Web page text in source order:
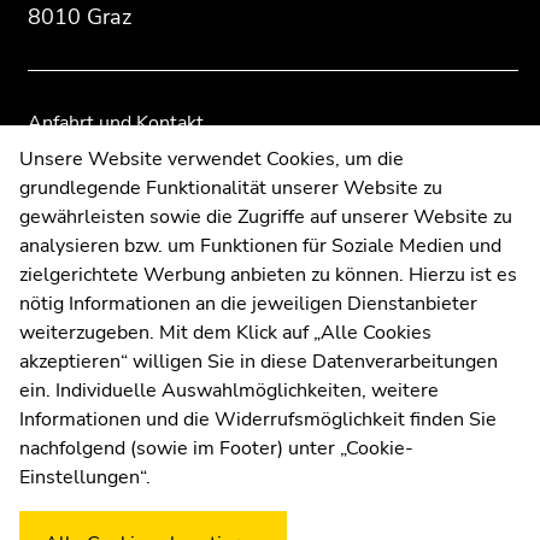
8010 Graz
Anfahrt und Kontakt
Kommunikation und Öffentlichkeitsarbeit
Moodle
UNIGRAZonline
Impressum
Datenschutzerklärung
Cookie-Einstellungen
Barrierefreiheitserklärung
WetterstationUni Graz
Unsere Website verwendet Cookies, um die
grundlegende Funktionalität unserer Website zu
gewährleisten sowie die Zugriffe auf unserer Website zu
analysieren bzw. um Funktionen für Soziale Medien und
zielgerichtete Werbung anbieten zu können. Hierzu ist es
nötig Informationen an die jeweiligen Dienstanbieter
weiterzugeben. Mit dem Klick auf „Alle Cookies
akzeptieren“ willigen Sie in diese Datenverarbeitungen
ein. Individuelle Auswahlmöglichkeiten, weitere
Informationen und die Widerrufsmöglichkeit finden Sie
nachfolgend (sowie im Footer) unter „Cookie-
Einstellungen“.